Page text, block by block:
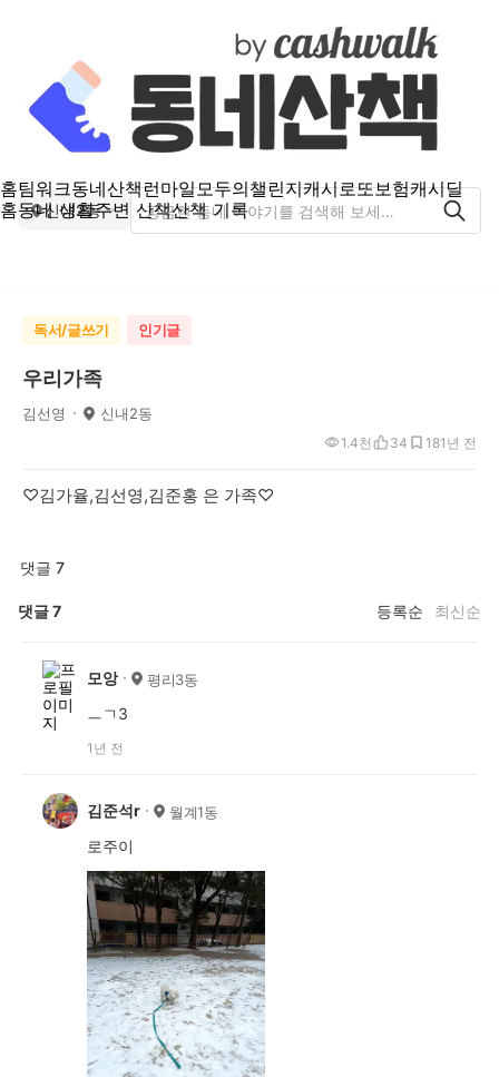
홈팀워크동네산책런마일모두의챌린지캐시로또보험캐시딜
홈동네 생활주변 산책산책 기록
신내2동
독서/글쓰기 인기글
우리가족
김선영 신내2동
1년 전
1.4천 34 18
♡김가율,김선영,김준홍 은 가족♡
댓글 7
댓글7 등록순 최신순
모앙 평리3동
ㅡㄱ3
1년 전
김준석r 월계1동
로주이